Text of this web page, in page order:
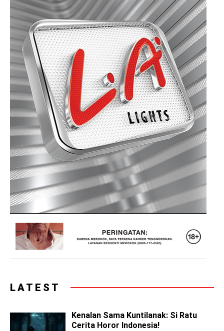
LATEST
Kenalan Sama Kuntilanak: Si Ratu
Cerita Horor Indonesia!